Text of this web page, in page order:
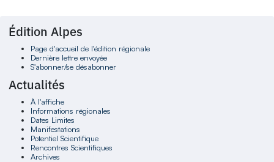
Édition Alpes
Page d'accueil de l'édition régionale
Dernière lettre envoyée
S'abonner/se désabonner
Actualités
À l'affiche
Informations régionales
Dates Limites
Manifestations
Potentiel Scientifique
Rencontres Scientifiques
Archives